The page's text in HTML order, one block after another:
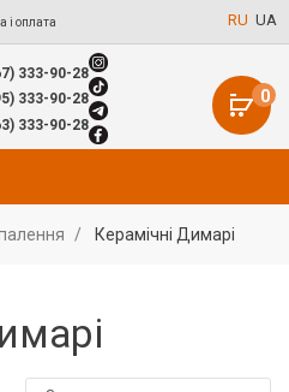
і оплата RU UA
0
333-90-28
333-90-28
333-90-28
Керамічні Димарі